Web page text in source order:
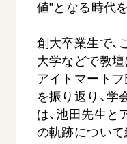
値”となる時代
創大卒業生で、
大学などで教
アイトマート
を振り返り、
は、池田先生と
の軌跡について